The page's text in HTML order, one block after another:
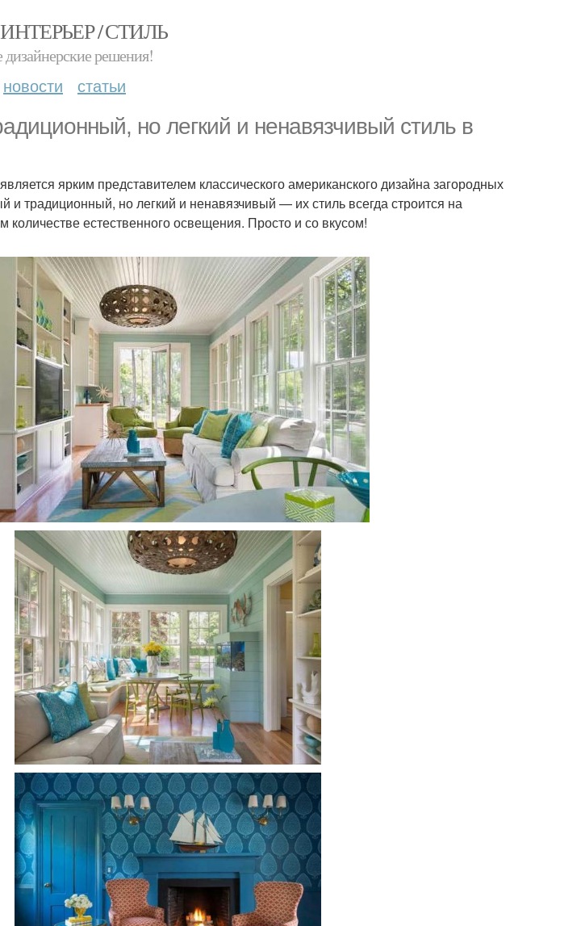
/ СТИЛЬ
дизайнерские решения!
новости статьи
но легкий и ненавязчивый стиль в
ярким представителем классического американского дизайна загородных
и традиционный, но легкий и ненавязчивый — их стиль всегда строится на
количестве естественного освещения. Просто и со вкусом!